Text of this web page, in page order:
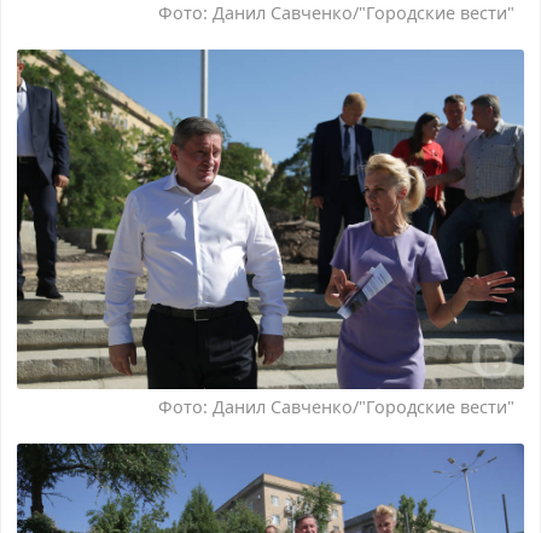
Фото: Данил Савченко/"Городские вести"
Фото: Данил Савченко/"Городские вести"